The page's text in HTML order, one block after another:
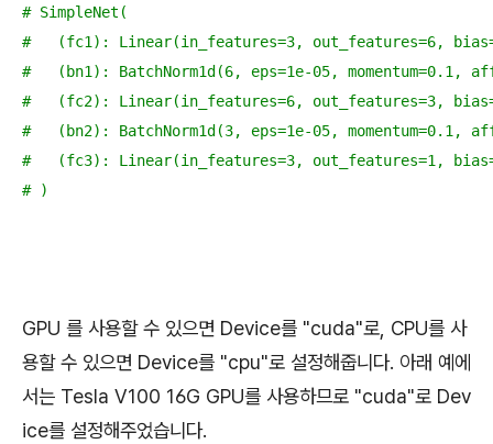
# SimpleNet(
#   (fc1): Linear(in_features=3, out_features=6,
#   (bn1): BatchNorm1d(6, eps=1e-05, momentum=0.1,
#   (fc2): Linear(in_features=6, out_features=3,
#   (bn2): BatchNorm1d(3, eps=1e-05, momentum=0.1,
#   (fc3): Linear(in_features=3, out_features=1,
# )
GPU 를 사용할 수 있으면 Device를 "cuda"로, CPU를 사
용할 수 있으면 Device를 "cpu"로 설정해줍니다. 아래 예에
서는 Tesla V100 16G GPU를 사용하므로 "cuda"로 Dev
ice를 설정해주었습니다.